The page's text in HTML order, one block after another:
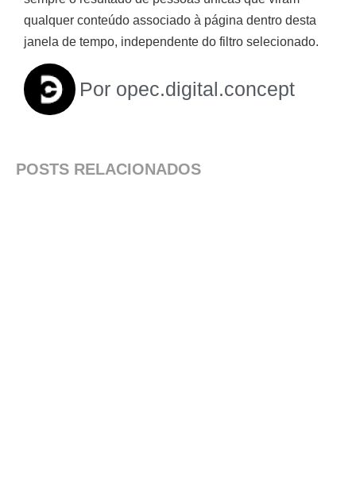
qualquer conteúdo associado à página dentro desta
janela de tempo, independente do filtro selecionado.
Por opec.digital.concept
POSTS RELACIONADOS